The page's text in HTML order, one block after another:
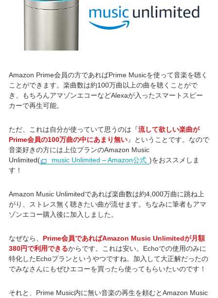
Amazon Prime会員の方であればPrime Musicを使って音楽を聴く
ことができます。楽曲数は約100万曲以上の曲を聴くことがで
き、もちろんアマゾンエコーなどAlexaが入ったスマートスピー
カーで再生可能。
ただ、これは自分が使っていて思うのは『流して欲しい楽曲が
Prime会員の100万曲の中にあまり無い』ということです。なので
音楽好きの方には上位プランのAmazon Music
Unlimited(
music Unlimited – Amazon公式 )をおススメしま
す！
Amazon Music Unlimitedであれば楽曲数は約4,000万曲に跳ね上
がり、ストレス無く聴きたい曲が流せます。ちなみに筆者もアマ
ゾンエコー購入後に加入しました。
なぜなら、 Prime会員であればAmazon Music Unlimitedが月額
380円で利用できるからです。これは安い。Echoでの使用のみに
特化したEchoプランというやつですね。加入して大正解だったの
でみなさんにもぜひエコーを買ったら使ってもらいたいのです！
それと、Prime Music内に無い音楽の再生を頼むとAmazon Music